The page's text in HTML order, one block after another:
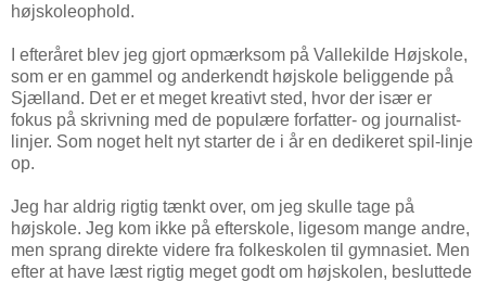
højskoleophold.
I efteråret blev jeg gjort opmærksom på Vallekilde Højskole,
som er en gammel og anderkendt højskole beliggende på
Sjælland. Det er et meget kreativt sted, hvor der især er
fokus på skrivning med de populære forfatter- og journalist-
linjer. Som noget helt nyt starter de i år en dedikeret spil-linje
op.
Jeg har aldrig rigtig tænkt over, om jeg skulle tage på
højskole. Jeg kom ikke på efterskole, ligesom mange andre,
men sprang direkte videre fra folkeskolen til gymnasiet. Men
efter at have læst rigtig meget godt om højskolen, besluttede